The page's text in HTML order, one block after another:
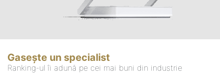
Gasește un specialist
Ranking-ul îi adună pe cei mai buni din industrie